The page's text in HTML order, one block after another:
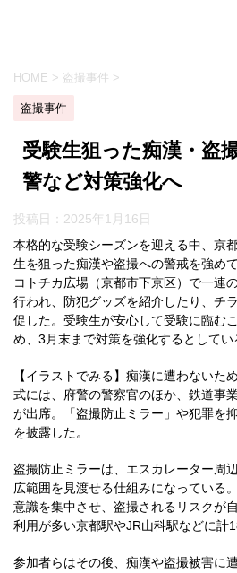
HOME > 盗撮事件 >
盗撮事件
受験生狙った痴漢・盗
警など対策強化へ
投稿日： 2025年1月16日
本格的な受験シーズンを迎える中、京
生を狙った痴漢や盗撮への警戒を強め
コトチカ広場（京都市下京区）で一連
行われ、防犯グッズを紹介したり、チ
促した。受験生が安心して受験に臨む
め、3月末まで対策を強化するとしてい
【イラストでみる】痴漢に遭わないた
式には、府警の警察官のほか、鉄道事
が出席。「盗撮防止ミラー」や犯罪を
を披露した。
盗撮防止ミラーは、エスカレーター周
広範囲を見渡せる仕組みになっている
意識を集中させ、盗撮されるリスクが
利用が多い京都駅やJR山科駅などに計
参加者らはその後、痴漢や盗撮被害に